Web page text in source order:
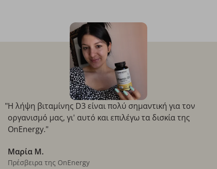
"Η λήψη βιταμίνης D3 είναι πολύ σημαντική για τον
οργανισμό μας, γι' αυτό και επιλέγω τα δισκία της
OnEnergy."
Μαρία M.
Πρέσβειρα της OnEnergy